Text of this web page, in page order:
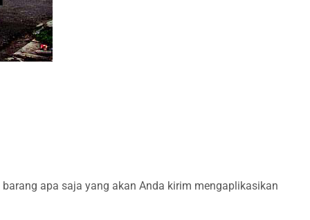
apa saja yang akan Anda kirim mengaplikasikan